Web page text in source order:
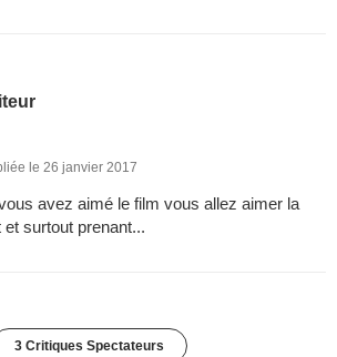
le 26 janvier 2017
avez aimé le film vous allez aimer la
surtout prenant...
3 Critiques Spectateurs